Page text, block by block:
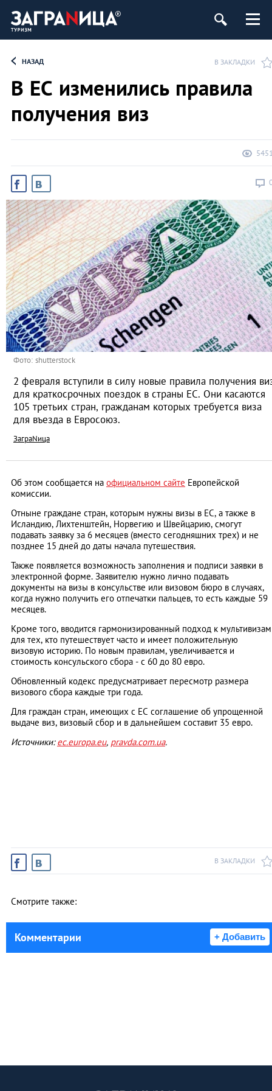
НАЗАД В ЗАКЛАДКИ
В ЕС изменились правила
получения виз
Фото: shutterstock
2 февраля вступили в силу новые правила получения
для краткосрочных поездок в страны ЕС. Они касаются
105 третьих стран, гражданам которых требуется виза
для въезда в Евросоюз.
ЗаграNица
Об этом сообщается на официальном сайте Европейской
комиссии.
Отныне граждане стран, которым нужны визы в ЕС, а также в
Исландию, Лихтенштейн, Норвегию и Швейцарию, смогут
подавать заявку за 6 месяцев (вместо сегодняшних трех) и не
позднее 15 дней до даты начала путешествия.
Также появляется возможность заполнения и подписи заявки в
электронной форме. Заявителю нужно лично подавать
документы на визы в консульстве или визовом бюро в случаях,
когда нужно получить его отпечатки пальцев, то есть каждые 59
месяцев.
Кроме того, вводится гармонизированный подход к мультивизам
для тех, кто путешествует часто и имеет положительную
визовую историю. По новым правилам, увеличивается и
стоимость консульского сбора - с 60 до 80 евро.
Обновленный кодекс предусматривает пересмотр размера
визового сбора каждые три года.
Для граждан стран, имеющих с ЕС соглашение об упрощенной
выдаче виз, визовый сбор и в дальнейшем составит 35 евро.
Источники:ec.europa.eu, pravda.com.ua.
В ЗАКЛАДКИ
Смотрите также:
Комментарии + Добавить